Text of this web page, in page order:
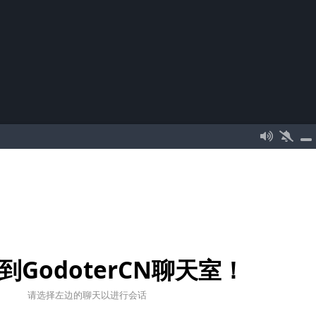
GodoterCN聊天室！
请选择左边的聊天以进行会话